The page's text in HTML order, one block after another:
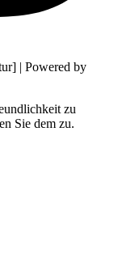
| Powered by
zu
Sie dem zu.